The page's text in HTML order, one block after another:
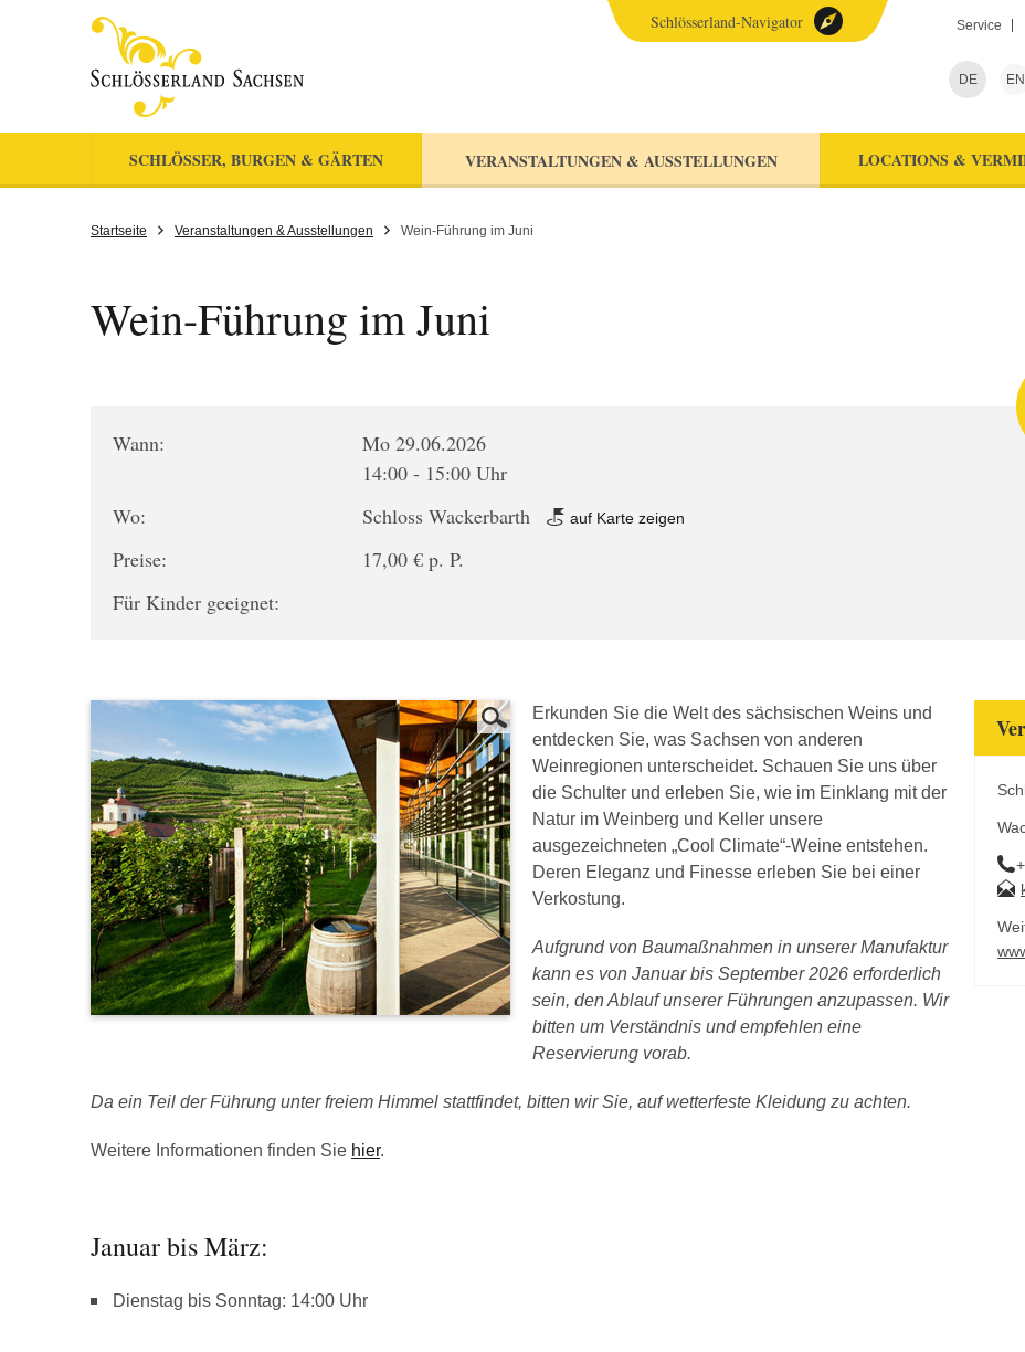
Service
DE EN
SCHLÖSSER, BURGEN & GÄRTEN VERANSTALTUNGEN & AUSSTELLUNGEN LOCATIONS &
Schlösserland-Navigator
Startseite Veranstaltungen & Ausstellungen Wein-Führung im Juni
Wein-Führung im Juni
Wann:
Mo 29.06.2026
14:00 - 15:00 Uhr
Wo:
Schloss Wackerbarth auf Karte zeigen
Preise:
17,00 € p. P.
Für Kinder geeignet:
Erkunden Sie die Welt des sächsischen Weins und
entdecken Sie, was Sachsen von anderen
Weinregionen unterscheidet. Schauen Sie uns über
die Schulter und erleben Sie, wie im Einklang mit der
Natur im Weinberg und Keller unsere
ausgezeichneten „Cool Climate“-Weine entstehen.
Deren Eleganz und Finesse erleben Sie bei einer
Verkostung.
Aufgrund von Baumaßnahmen in unserer Manufaktur
kann es von Januar bis September 2026 erforderlich
sein, den Ablauf unserer Führungen anzupassen. Wir
bitten um Verständnis und empfehlen eine
Reservierung vorab.
Da ein Teil der Führung unter freiem Himmel stattfindet, bitten wir Sie, auf wetterfeste Kleidung zu achten.
Weitere Informationen finden Sie hier.
Januar bis März:
Dienstag bis Sonntag: 14:00 Uhr